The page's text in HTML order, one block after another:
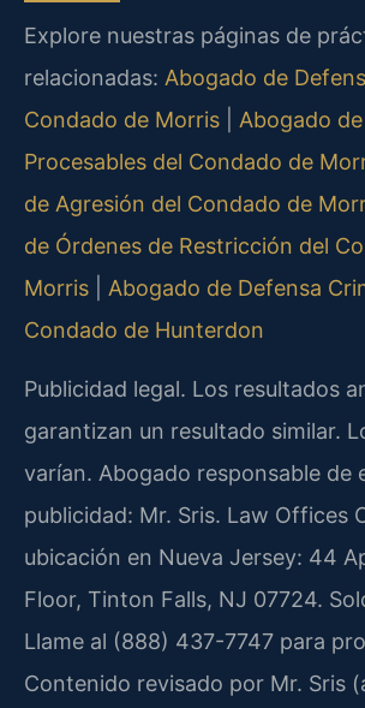
Explore nuestras páginas de
relacionadas: Abogado de
Condado de Morris
Abogado
Procesables del Condado de
de Agresión del Condado de
de Órdenes de Restricción del
Morris
Abogado de Defensa
Condado de Hunterdon
Publicidad legal. Los resultados
garantizan un resultado similar.
varían. Abogado responsable de
publicidad: Mr. Sris. Law Offices
ubicación en Nueva Jersey: 44
Floor, Tinton Falls, NJ 07724.
Llame al (888) 437-7747 para
Contenido revisado por Mr. Sris